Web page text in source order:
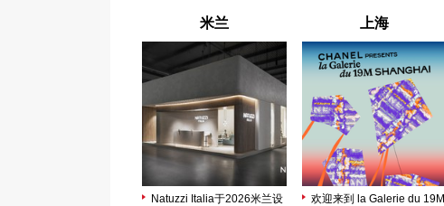
米兰
Natuzzi Italia于2026米兰设
上海
欢迎来到 la Galerie du 19M